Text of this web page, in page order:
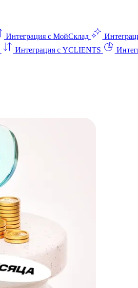
Интеграция с МойСклад
Интеграция с YCLIENTS